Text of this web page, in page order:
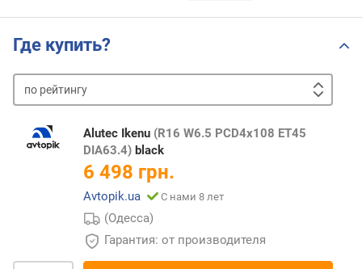
Где купить?
по
рейтингу от
дорогим
Alutec Ikenu (R16 W6.5 PCD4x108 ET45
DIA63.4) black
6 498 грн.
Avtopik.ua С нами 8 лет
(Одесса)
Гарантия: от производителя